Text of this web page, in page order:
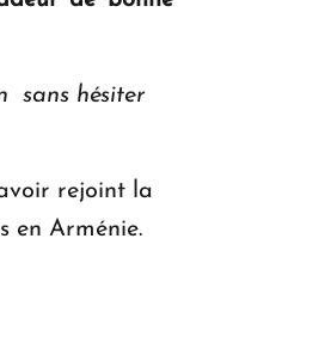
à Dilijan
sans hésiter
rejoint la
en Arménie.